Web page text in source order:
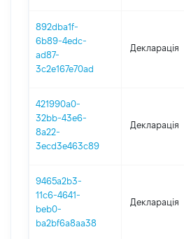
892dba1f-
6b89-4edc-
ad87-
3c2e167e70ad
Декларація
421990a0-
32bb-43e6-
8a22-
3ecd3e463c89
Декларація
9465a2b3-
11c6-4641-
beb0-
ba2bf6a8aa38
Декларація